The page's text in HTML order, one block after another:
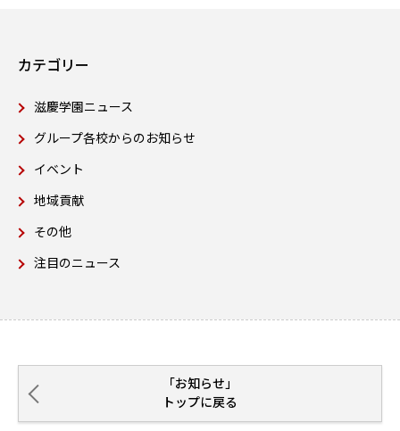
カテゴリー
滋慶学園ニュース
グループ各校からのお知らせ
イベント
地域貢献
その他
注目のニュース
「お知らせ」
トップに戻る